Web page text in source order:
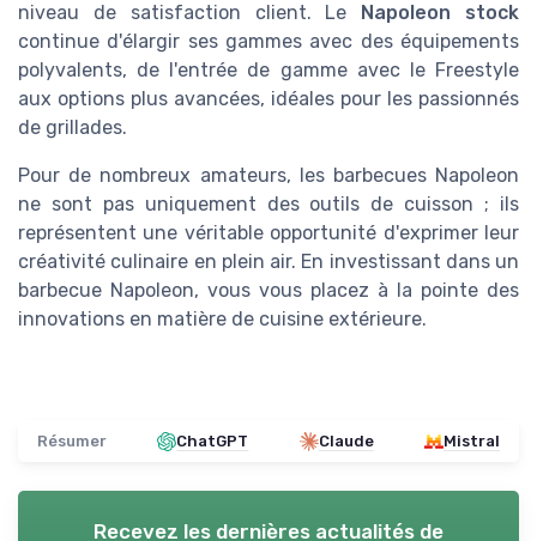
niveau de satisfaction client. Le
Napoleon stock
continue d'élargir ses gammes avec des équipements
polyvalents, de l'entrée de gamme avec le Freestyle
aux options plus avancées, idéales pour les passionnés
de grillades.
Pour de nombreux amateurs, les barbecues Napoleon
ne sont pas uniquement des outils de cuisson ; ils
représentent une véritable opportunité d'exprimer leur
créativité culinaire en plein air. En investissant dans un
barbecue Napoleon, vous vous placez à la pointe des
innovations en matière de cuisine extérieure.
Résumer ChatGPT Claude Mistral
Recevez les dernières actualités de